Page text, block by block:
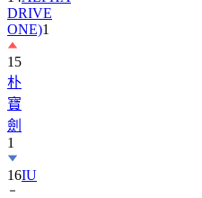
15
朴
寶
劍
1
16
17NewJeans